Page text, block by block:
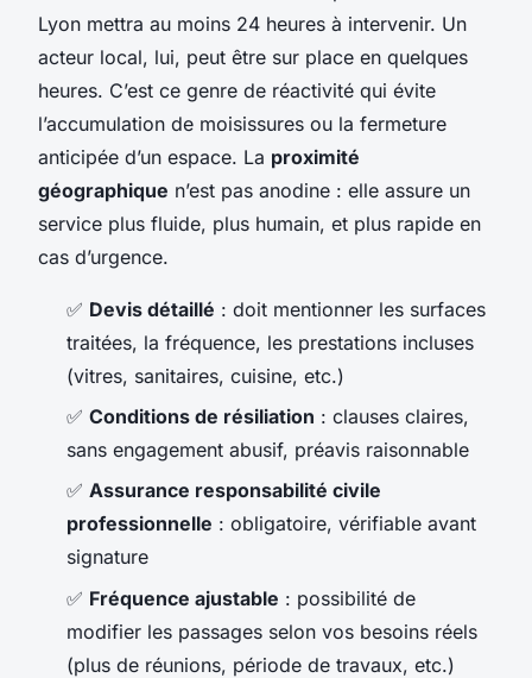
Lyon mettra au moins 24 heures à intervenir. Un
acteur local, lui, peut être sur place en quelques
heures. C’est ce genre de réactivité qui évite
l’accumulation de moisissures ou la fermeture
anticipée d’un espace. La proximité
géographique n’est pas anodine : elle assure un
service plus fluide, plus humain, et plus rapide en
cas d’urgence.
✅ Devis détaillé : doit mentionner les surfaces
traitées, la fréquence, les prestations incluses
(vitres, sanitaires, cuisine, etc.)
✅ Conditions de résiliation : clauses claires,
sans engagement abusif, préavis raisonnable
✅ Assurance responsabilité civile
professionnelle : obligatoire, vérifiable avant
signature
✅ Fréquence ajustable : possibilité de
modifier les passages selon vos besoins réels
(plus de réunions, période de travaux, etc.)